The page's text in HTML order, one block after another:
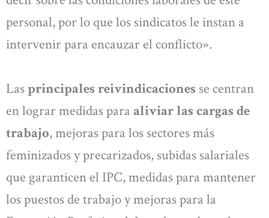
personal, por lo que los sindicatos le instan a
intervenir para encauzar el conflicto».
Lasprincipales reivindicaciones se centran
en lograr medidas para aliviar las cargas de
trabajo, mejoras para los sectores más
feminizados y precarizados, subidas salariales
que garanticen el IPC, medidas para mantener
los puestos de trabajo y mejoras para la